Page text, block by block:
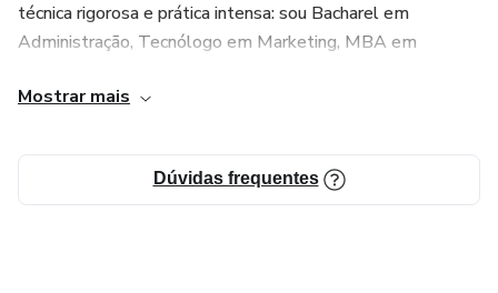
técnica rigorosa e prática intensa: sou Bacharel em
Administração, Tecnólogo em Marketing, MBA em
e Financeira.
Essa combinação me permite unir a visão de crescimento
do marketing com a precisão matemática da perícia. Atuo
desde 2012 no suporte a negócios que buscam
Mostrar mais
Dúvidas frequentes